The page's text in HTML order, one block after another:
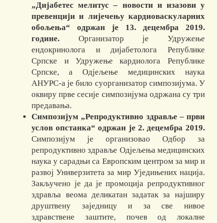
„Дијабетес мелитус – новости и изазови у
превенцији и лијечењу кардиоваскуларних
обољења“ одржан је 13. децембра 2019.
године. Организатор је Удружење
ендокринолога и дијабетолога Републике
Српске и Удружење кардиолога Републике
Српске, а Одјељење медицинских наука
АНУРС-а је било суорганизатор симпозијума. У
оквиру прве сесије симпозијума одржана су три
предавања.
Симпозијум „Репродуктивно здравље – први
услов опстанка“ одржан је 2. децембра 2019.
Симпозијум је организовао Одбор за
репродуктивно здравље Одјељења медицинских
наука у сарадњи са Европским центром за мир и
развој Универзитета за мир Уједињених нација.
Закључено је да је промоција репродуктивног
здравља веома деликатан задатак за најширу
друштвену заједницу и за све нивое
здравствене заштите, почев од локалне